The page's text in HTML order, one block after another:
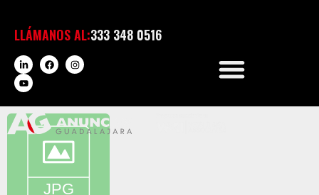
LLÁMANOS AL:333 348 0516